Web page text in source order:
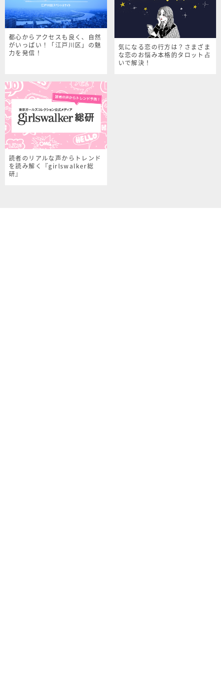
都心からアクセスも良く、自然
がいっぱい！「江戸川区」の魅
力を発信！
気になる恋の行方は？さまざま
な恋のお悩み本格的タロット占
いで解決！
読者のリアルな声からトレンド
を読み解く『girlswalker総
研』